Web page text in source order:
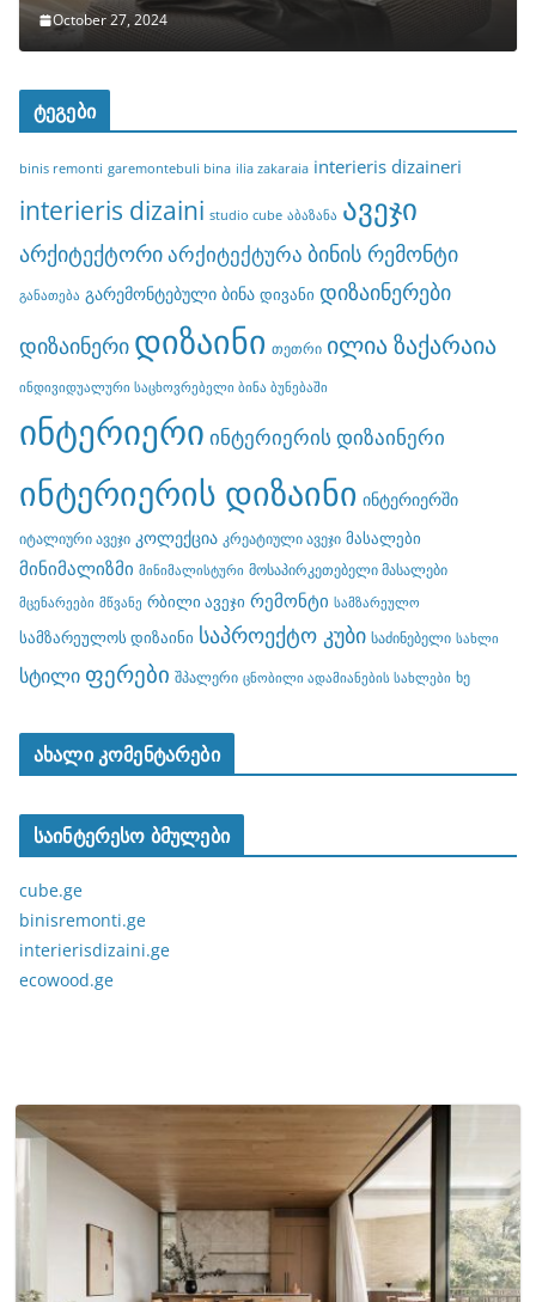
October 27, 2024
ტეგები
binis remonti garemontebuli bina ilia zakaraia interieris dizaineri
interieris dizaini studio cube აბაზანა ავეჯი
არქიტექტორიარქიტექტურა ბინის რემონტი
განათება გარემონტებული ბინა დივანი დიზაინერები
დიზაინერი დიზაინი თეთრი ილია ზაქარაია
ინდივიდუალური საცხოვრებელი ბინა ბუნებაში
ინტერიერი ინტერიერის დიზაინერი
ინტერიერის დიზაინი ინტერიერში
იტალიური ავეჯი კოლექცია კრეატიული ავეჯი მასალები
მინიმალიზმი მინიმალისტური მოსაპირკეთებელი მასალები
მცენარეები მწვანე რბილი ავეჯი რემონტი სამზარეულო
სამზარეულოს დიზაინი საპროექტო კუბი საძინებელი სახლი
სტილი ფერები შპალერი ცნობილი ადამიანების სახლები ხე
ახალი კომენტარები
საინტერესო ბმულები
cube.ge
binisremonti.ge
interierisdizaini.ge
ecowood.ge